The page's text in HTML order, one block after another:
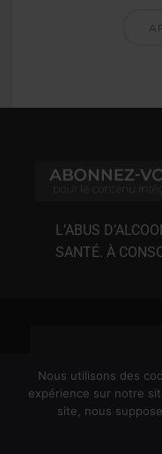
L’ABUS
SANTÉ. À
MENTIONS
© 2020-
Nous utilisons des
expérience sur notre
site, nous